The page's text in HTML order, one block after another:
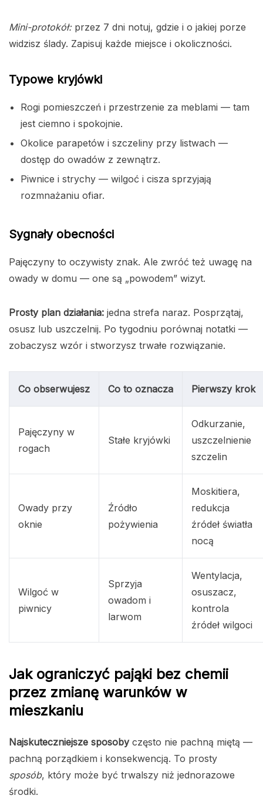
Mini-protokół:przez 7 dni notuj, gdzie i o jakiej porze
widzisz ślady. Zapisuj każde miejsce i okoliczności.
Typowe kryjówki
Rogi pomieszczeń i przestrzenie za meblami — tam
jest ciemno i spokojnie.
Okolice parapetów i szczeliny przy listwach —
dostęp do owadów z zewnątrz.
Piwnice i strychy — wilgoć i cisza sprzyjają
rozmnażaniu ofiar.
Sygnały obecności
Pajęczyny to oczywisty znak. Ale zwróć też uwagę na
owady w domu — one są „powodem” wizyt.
Prosty plan działania: jedna strefa naraz. Posprzątaj,
osusz lub uszczelnij. Po tygodniu porównaj notatki —
zobaczysz wzór i stworzysz trwałe rozwiązanie.
Co obserwujesz Co to oznacza Pierwszy krok
Pajęczyny w
rogach
Stałe kryjówki
Odkurzanie,
uszczelnienie
szczelin
Owady przy
oknie
Źródło
pożywienia
Moskitiera,
redukcja
źródeł światła
nocą
Wilgoć w
piwnicy
Sprzyja
owadom i
larwom
Wentylacja,
osuszacz,
kontrola
źródeł wilgoci
Jak ograniczyć pająki bez chemii
przez zmianę warunków w
mieszkaniu
Najskuteczniejsze sposobyczęsto nie pachną miętą —
pachną porządkiem i konsekwencją. To prosty
sposób, który może być trwalszy niż jednorazowe
środki.